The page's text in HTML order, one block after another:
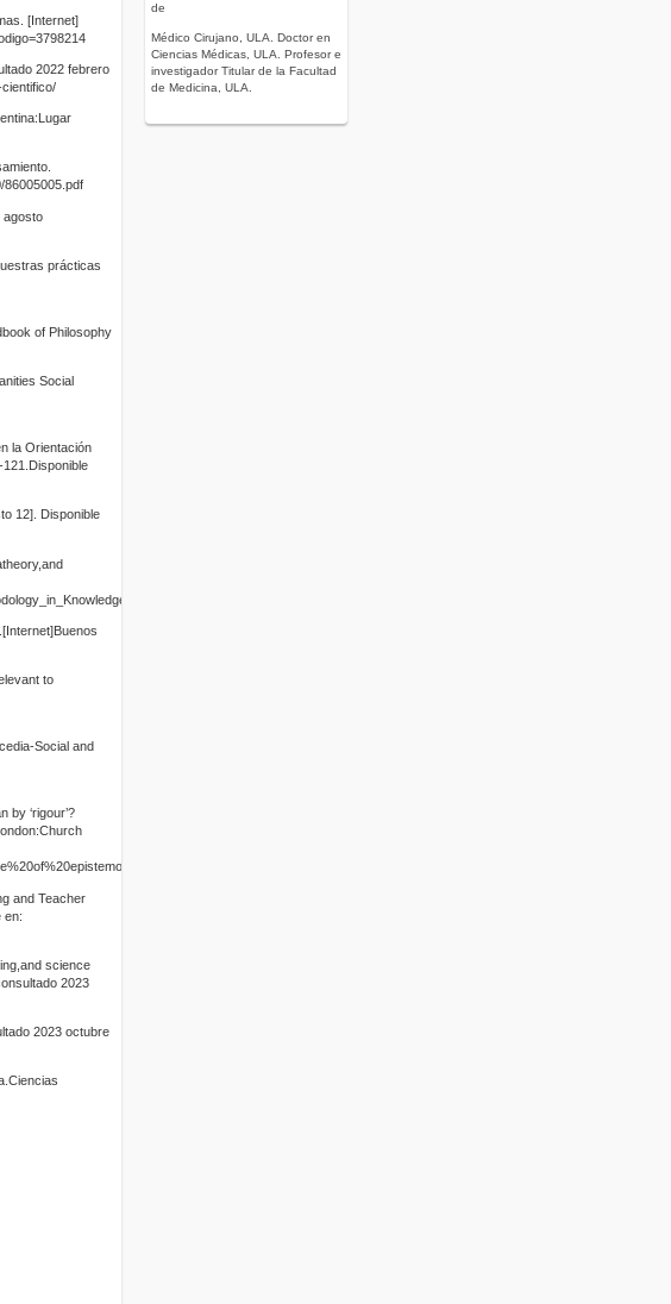
de
Médico Cirujano, ULA. Doctor en
Ciencias Médicas, ULA. Profesor e
investigador Titular de la Facultad
de Medicina, ULA.
[Internet]
2022 febrero
86005005.pdf
agosto
prácticas
of Philosophy
Social
la Orientación
12]. Disponible
to
Social and
by ‘rigour’?
and Teacher
en:
science
2023
2023 octubre